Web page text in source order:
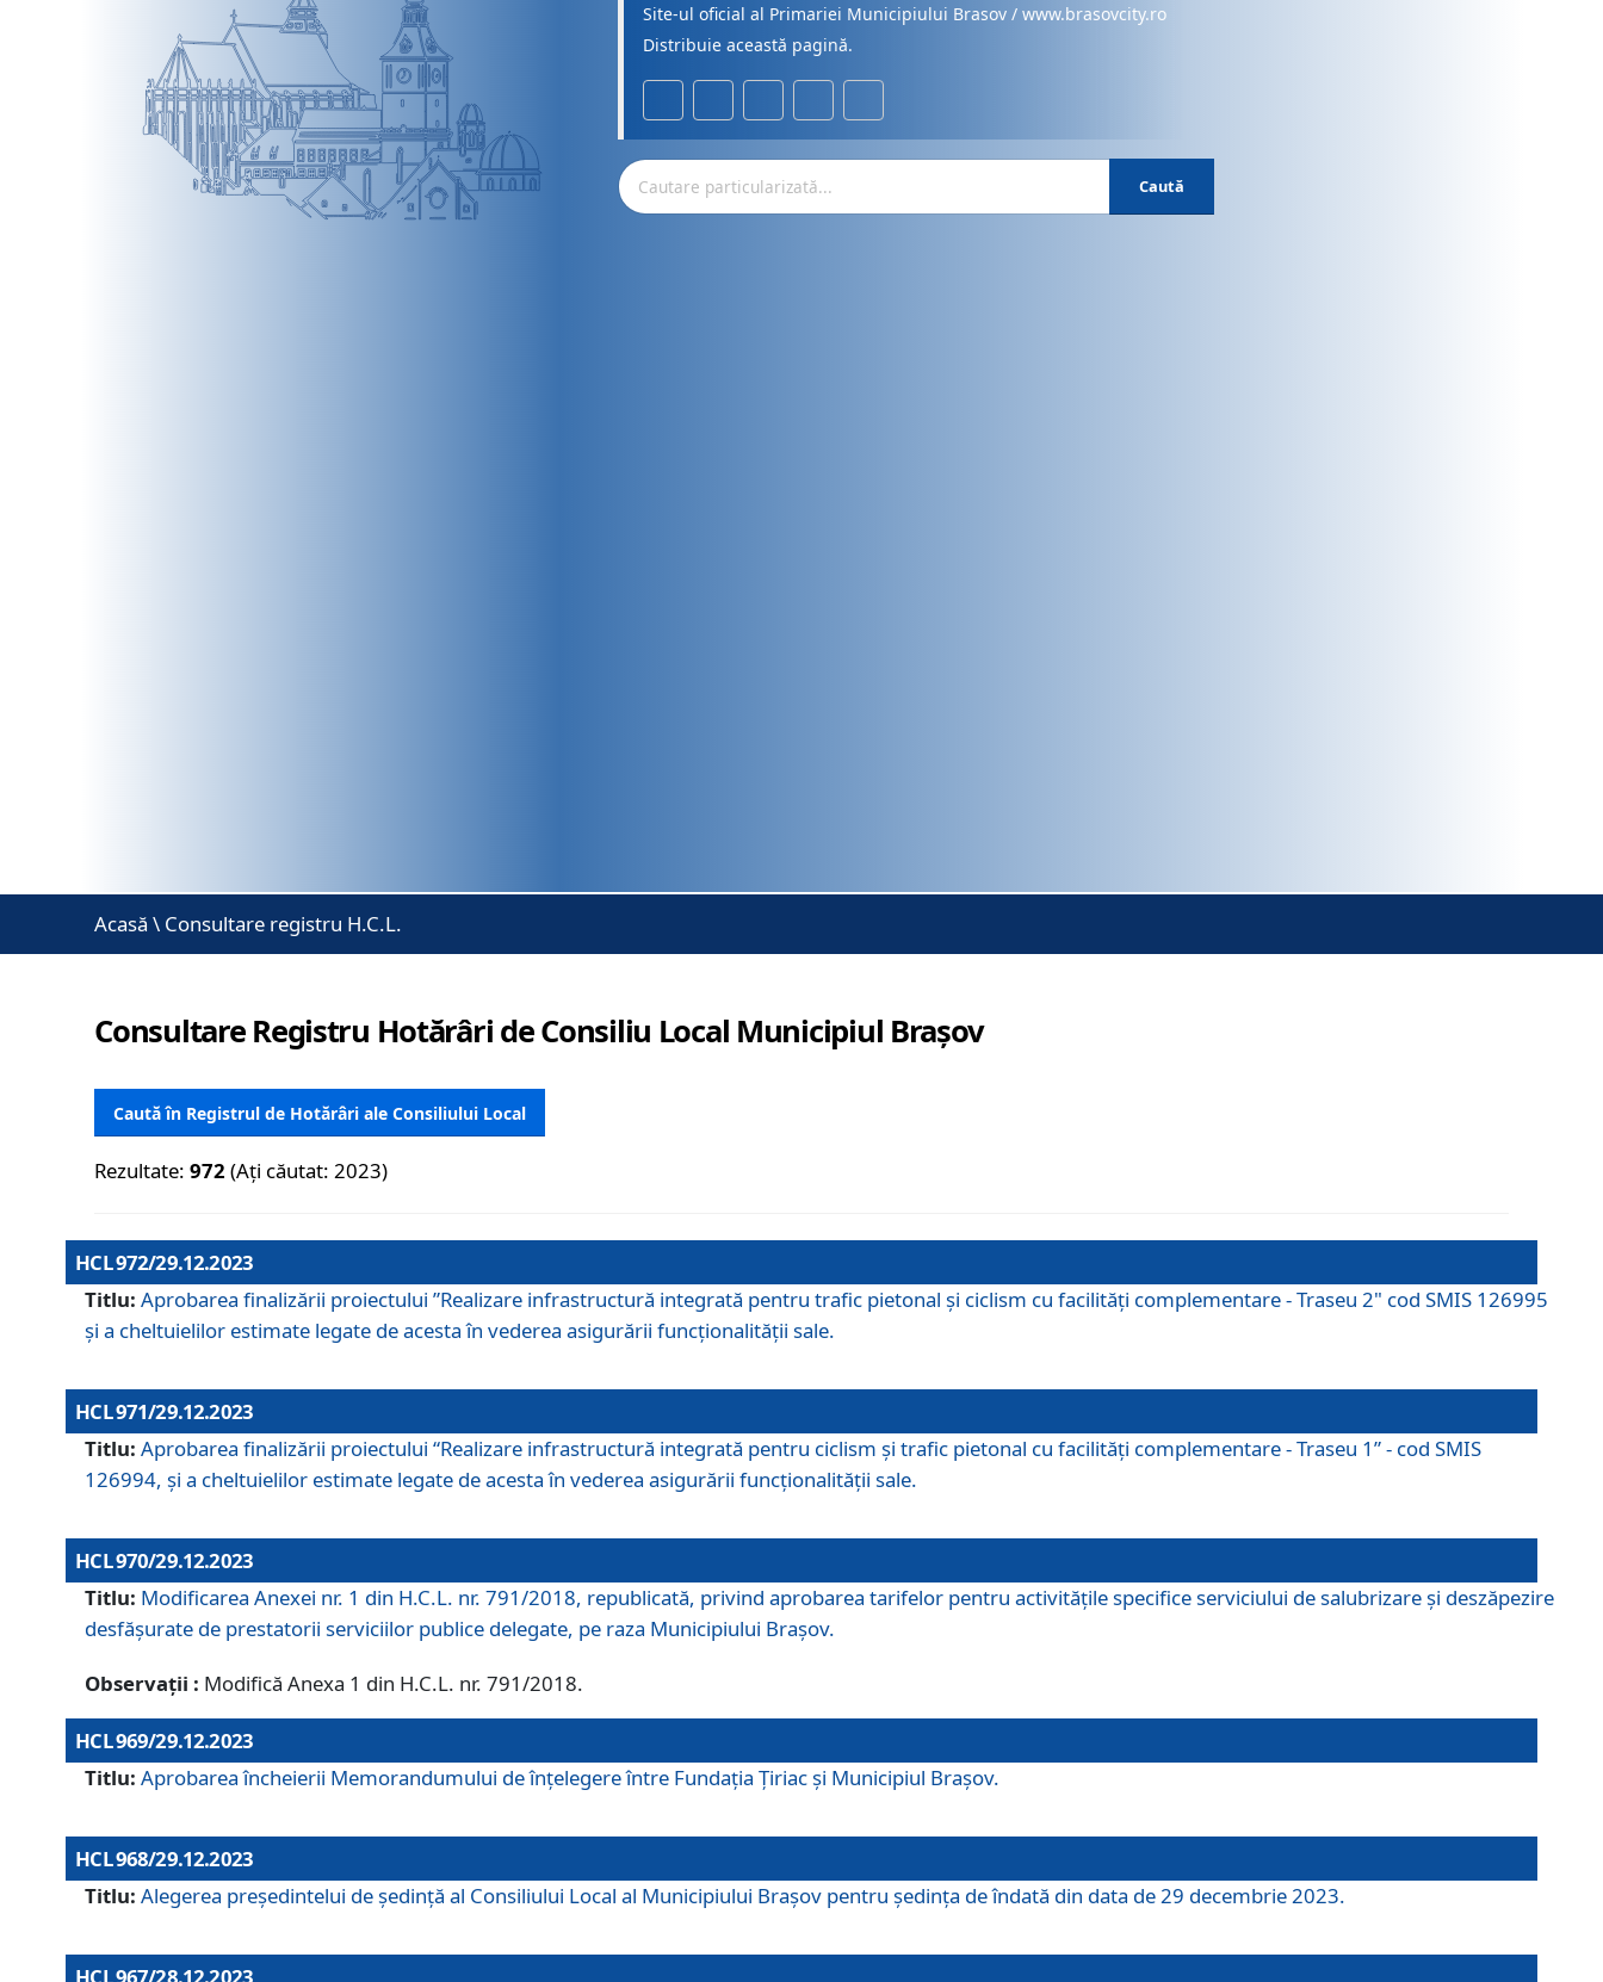
Site-ul oficial al Primariei Municipiului Brasov / www.brasovcity.ro
Distribuie această pagină.
Caută
Acasă \ Consultare registru H.C.L.
Consultare Registru Hotărâri de Consiliu Local Municipiul Brașov
Caută în Registrul de Hotărâri ale Consiliului Local
Rezultate:972 (Ați căutat: 2023)
HCL 972/29.12.2023
Titlu: Aprobarea finalizării proiectului ”Realizare infrastructură integrată pentru trafic pietonal și ciclism cu facilități complementare - Traseu 2" cod SMIS 126995
și a cheltuielilor estimate legate de acesta în vederea asigurării funcționalității sale.
HCL 971/29.12.2023
Titlu: Aprobarea finalizării proiectului “Realizare infrastructură integrată pentru ciclism şi trafic pietonal cu facilităţi complementare - Traseu 1” - cod SMIS
126994, și a cheltuielilor estimate legate de acesta în vederea asigurării funcționalității sale.
HCL 970/29.12.2023
Titlu: Modificarea Anexei nr. 1 din H.C.L. nr. 791/2018, republicată, privind aprobarea tarifelor pentru activitățile specifice serviciului de salubrizare și deszăpezire
desfășurate de prestatorii serviciilor publice delegate, pe raza Municipiului Brașov.
Observații : Modifică Anexa 1 din H.C.L. nr. 791/2018.
HCL 969/29.12.2023
Titlu: Aprobarea încheierii Memorandumului de înțelegere între Fundația Țiriac și Municipiul Brașov.
HCL 968/29.12.2023
Titlu: Alegerea preşedintelui de şedinţă al Consiliului Local al Municipiului Braşov pentru ședința de îndată din data de 29 decembrie 2023.